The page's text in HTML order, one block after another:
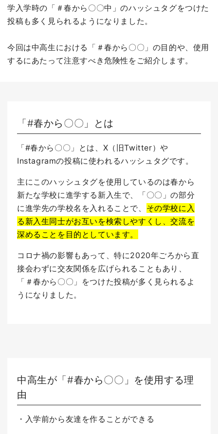
学入学時の「＃春から〇〇中」のハッシュタグをつけた
投稿も多く見られるようになりました。
今回は中高生における「＃春から〇〇」の目的や、使用
するにあたって注意すべき危険性をご紹介します。
「#春から〇〇」とは
「#春から〇〇」とは、X（旧Twitter）や
Instagramの投稿に使われるハッシュタグです。
主にこのハッシュタグを使用しているのは春から
新たな学校に進学する新入生で、「〇〇」の部分
に進学先の学校名を入れることで、 その学校に入
る新入生同士がお互いを検索しやすくし、交流を
深めることを目的としています。
コロナ禍の影響もあって、特に2020年ごろから直
接会わずに交友関係を広げられることもあり、
「＃春から〇〇」をつけた投稿が多く見られるよ
うになりました。
中高生が「#春から〇〇」を使用する理
由
・入学前から友達を作ることができる